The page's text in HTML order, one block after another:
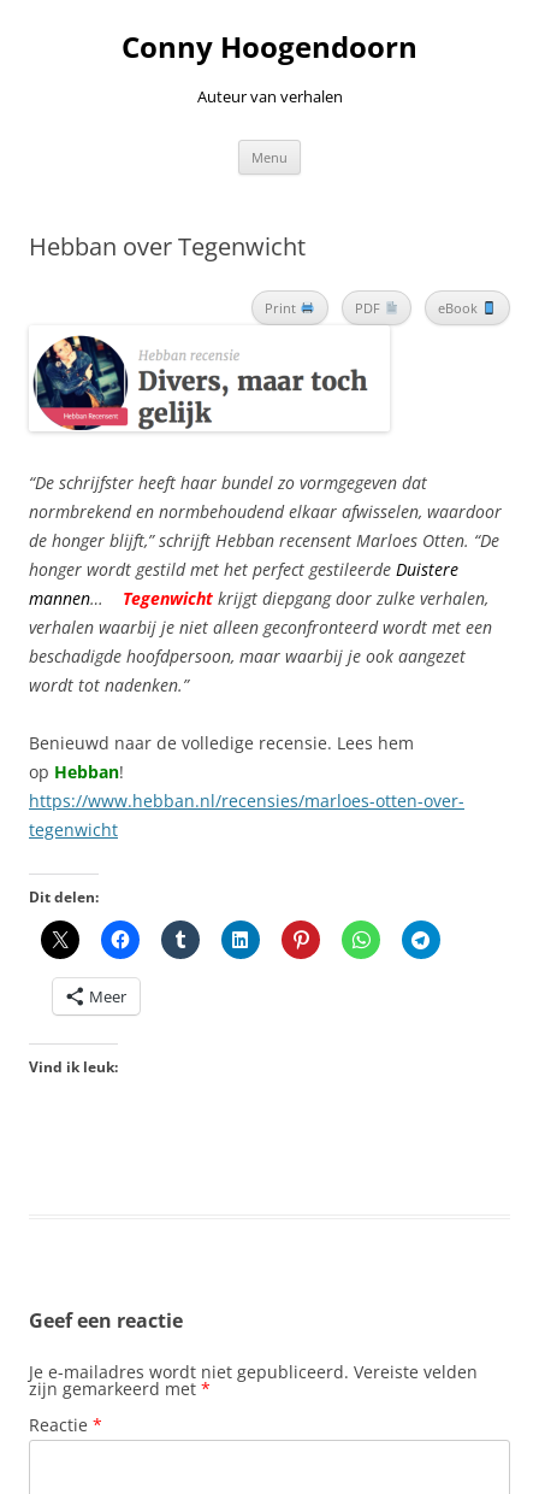
Conny Hoogendoorn
Auteur van verhalen
Menu
Hebban over Tegenwicht
Print PDF eBook
“De schrijfster heeft haar bundel zo vormgegeven dat
normbrekend en normbehoudend elkaar afwisselen, waardoor
de honger blijft,” schrijft Hebban recensent Marloes Otten. “De
honger wordt gestild met het perfect gestileerde Duistere
mannen… Tegenwicht krijgt diepgang door zulke verhalen,
verhalen waarbij je niet alleen geconfronteerd wordt met een
beschadigde hoofdpersoon, maar waarbij je ook aangezet
wordt tot nadenken.”
Benieuwd naar de volledige recensie. Lees hem
op Hebban!
https://www.hebban.nl/recensies/marloes-otten-over-
tegenwicht
Dit delen:
Meer
Vind ik leuk:
Geef een reactie
Je e-mailadres wordt niet gepubliceerd. Vereiste velden
zijn gemarkeerd met *
Reactie *